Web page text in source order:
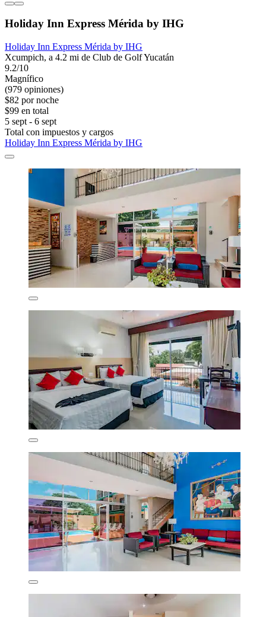
Holiday Inn Express Mérida by IHG
Holiday Inn Express Mérida by IHG
Xcumpich, a 4.2 mi de Club de Golf Yucatán
9.2/10
Magnífico
(979 opiniones)
$82 por noche
$99 en total
5 sept - 6 sept
Total con impuestos y cargos
Holiday Inn Express Mérida by IHG